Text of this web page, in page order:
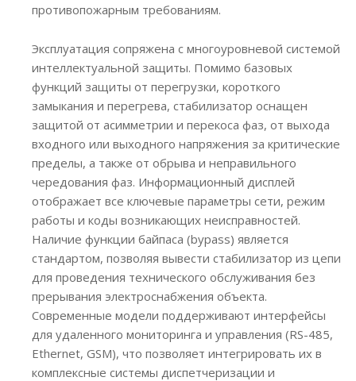
противопожарным требованиям.
Эксплуатация сопряжена с многоуровневой системой
интеллектуальной защиты. Помимо базовых
функций защиты от перегрузки, короткого
замыкания и перегрева, стабилизатор оснащен
защитой от асимметрии и перекоса фаз, от выхода
входного или выходного напряжения за критические
пределы, а также от обрыва и неправильного
чередования фаз. Информационный дисплей
отображает все ключевые параметры сети, режим
работы и коды возникающих неисправностей.
Наличие функции байпаса (bypass) является
стандартом, позволяя вывести стабилизатор из цепи
для проведения технического обслуживания без
прерывания электроснабжения объекта.
Современные модели поддерживают интерфейсы
для удаленного мониторинга и управления (RS-485,
Ethernet, GSM), что позволяет интегрировать их в
комплексные системы диспетчеризации и